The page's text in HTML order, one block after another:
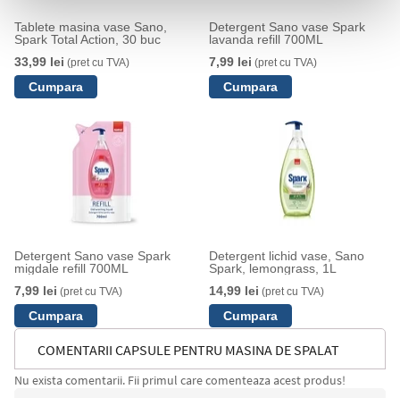
Tablete masina vase Sano,
Spark Total Action, 30 buc
33,99 lei (pret cu TVA)
Detergent Sano vase Spark
lavanda refill 700ML
7,99 lei (pret cu TVA)
Detergent Sano vase Spark
migdale refill 700ML
7,99 lei (pret cu TVA)
Detergent lichid vase, Sano
Spark, lemongrass, 1L
14,99 lei (pret cu TVA)
COMENTARII CAPSULE PENTRU MASINA DE SPALAT
VASE ULTIMATE PLUS POWERBALL LEMON 82BUC/SET
Nu exista comentarii. Fii primul care comenteaza acest produs!